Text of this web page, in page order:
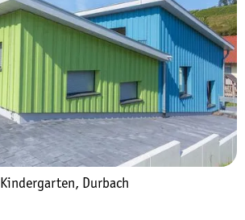
Kindergarten, Durbach